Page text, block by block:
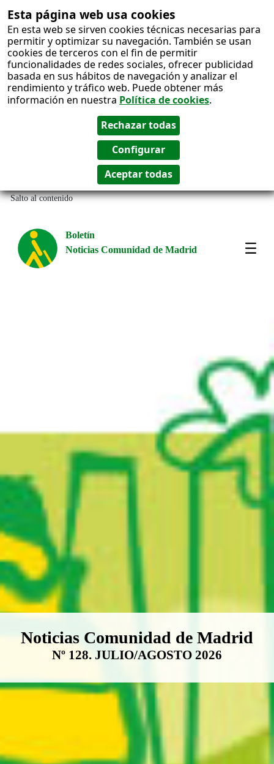
Esta página web usa cookies
En esta web se sirven cookies técnicas necesarias para
permitir y optimizar su navegación. También se usan
cookies de terceros con el fin de permitir
funcionalidades de redes sociales, ofrecer publicidad
basada en sus hábitos de navegación y analizar el
rendimiento y tráfico web. Puede obtener más
información en nuestra Política de cookies.
Salto al contenido
Boletín
Noticias Comunidad de Madrid
Boletín Noticias Comunidad de
Noticias Comunidad de Madrid
Nº 128. JULIO/AGOSTO 2026